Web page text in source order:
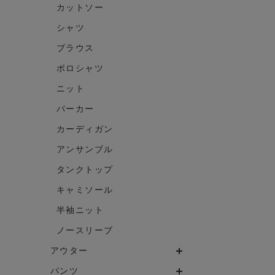
カットソー
シャツ
ブラウス
ポロシャツ
ニット
パーカー
カーディガン
アンサンブル
タンクトップ
キャミソール
半袖ニット
ノースリーブ
アウター
パンツ